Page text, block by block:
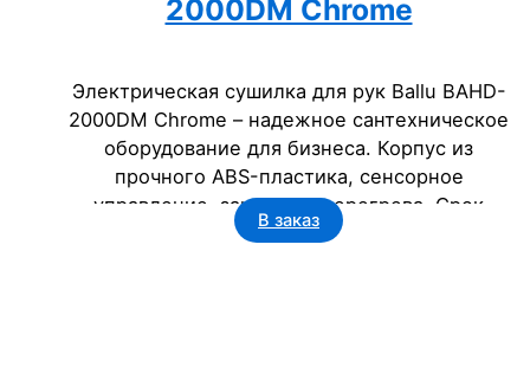
2000DM Chrome
Электрическая сушилка для рук Ballu BAHD-
2000DM Chrome – надежное сантехническое
оборудование для бизнеса. Корпус из
прочного ABS-пластика, сенсорное
управление, защита от перегрева. Срок
службы 5 лет, класс пылевлагозащищенности
В заказ